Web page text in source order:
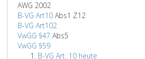
AWG 2002
B-VG Art10 Abs1 Z12
B-VG Art102
VwGG §47 Abs5
VwGG §59
B-VG Art. 10 heute